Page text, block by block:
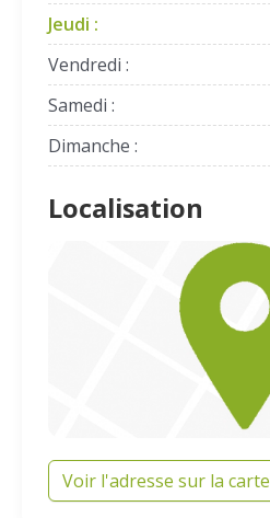
Jeudi :
Vendredi :
Samedi :
Dimanche :
Localisation
Voir l'adresse sur la carte